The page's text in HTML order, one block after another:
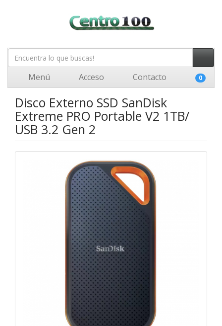
Menú Acceso Contacto 0
Disco Externo SSD SanDisk
Extreme PRO Portable V2 1TB/
USB 3.2 Gen 2